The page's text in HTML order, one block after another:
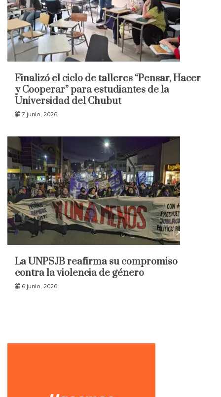
Finalizó el ciclo de talleres “Pensar, Hacer
y Cooperar” para estudiantes de la
Universidad del Chubut
7 junio, 2026
La UNPSJB reafirma su compromiso
contra la violencia de género
6 junio, 2026